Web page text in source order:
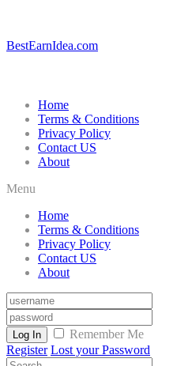
BestEarnIdea.com
Home
Terms & Conditions
Privacy Policy
Contact US
About
Menu
Home
Terms & Conditions
Privacy Policy
Contact US
About
Log In
Remember Me
Register Lost your Password